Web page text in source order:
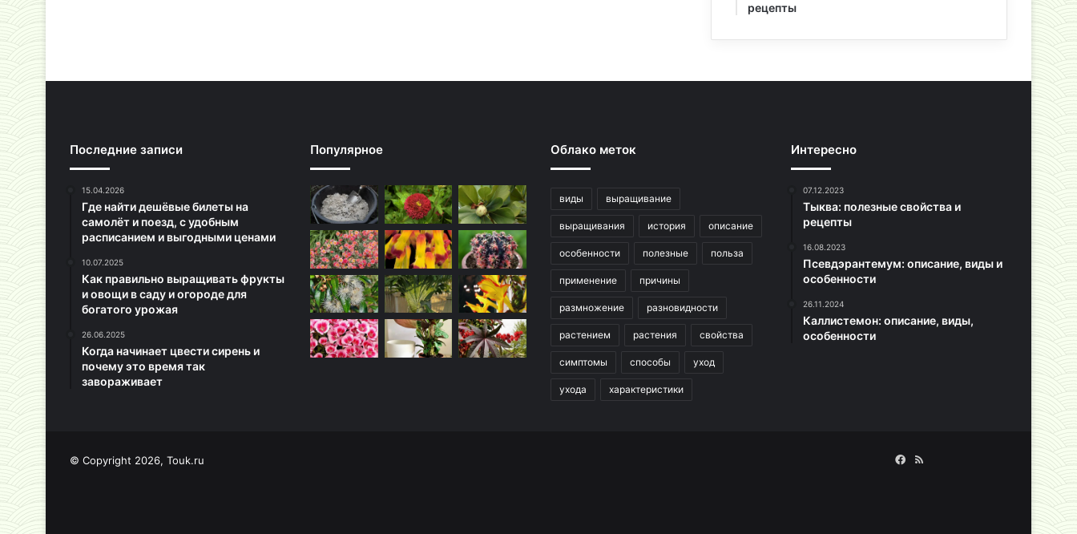
рецепты
Последние записи
15.04.2026
Где найти дешёвые билеты на
самолёт и поезд, с удобным
расписанием и выгодными ценами
10.07.2025
Как правильно выращивать фрукты
и овощи в саду и огороде для
богатого урожая
26.06.2025
Когда начинает цвести сирень и
почему это время так
завораживает
Популярное Облако меток
виды выращивание
выращивания история описание
особенности полезные польза
применение причины
размножение разновидности
растением растения свойства
симптомы способы уход
ухода характеристики
Интересно
07.12.2023
Тыква: полезные свойства и
рецепты
16.08.2023
Псевдэрантемум: описание, виды и
особенности
26.11.2024
Каллистемон: описание, виды,
особенности
© Copyright 2026, Touk.ru Facebook